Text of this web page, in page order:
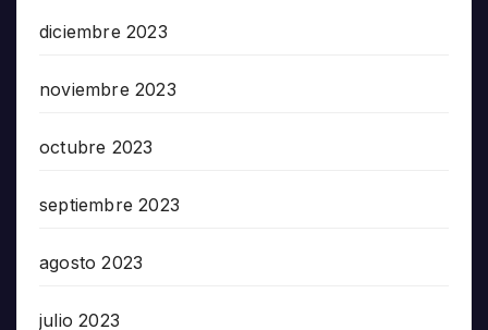
diciembre 2023
noviembre 2023
octubre 2023
septiembre 2023
agosto 2023
julio 2023